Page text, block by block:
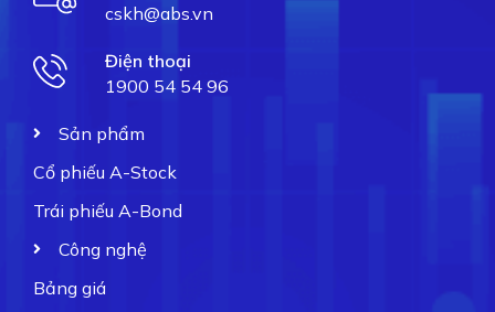
cskh@abs.vn
Điện thoại
1900 54 54 96
Sản phẩm
Cổ phiếu A-Stock
Trái phiếu A-Bond
Công nghệ
Bảng giá